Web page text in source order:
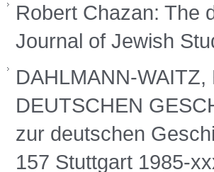
Robert Chazan: The
Journal of Jewish
DAHLMANN-
DEUTSCHEN
zur deutschen
157 Stuttgart 1985-